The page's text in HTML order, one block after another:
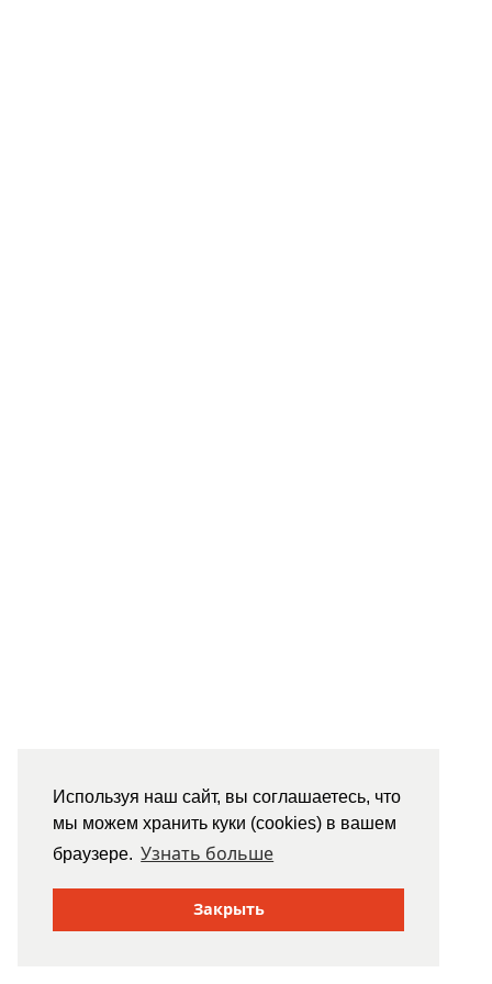
Используя наш сайт, вы соглашаетесь, что
мы можем хранить куки (cookies) в вашем
браузере. Узнать больше
Закрыть